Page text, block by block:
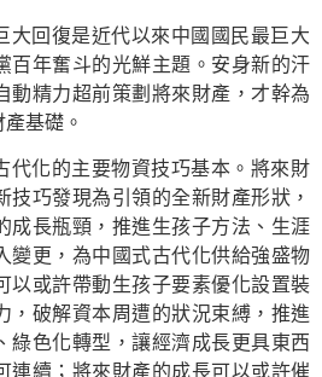
大回復是近代以來中國國民最巨大
百年奮斗的光鮮主題。安身新的汗
動精力超前策劃將來財產，才幹為
基礎。
代化的主要物資技巧基本。將來財
技巧發現為引領的全新財產形狀，
成長瓶頸，推進生孩子方法、生涯
變更，為中國式古代化供給強盛物
以或許帶動生孩子要素優化設置裝
，破解資本周遭的狀況束縛，推進
綠色化轉型，讓經濟成長更具東西
連續；將來財產的成長可以或許催